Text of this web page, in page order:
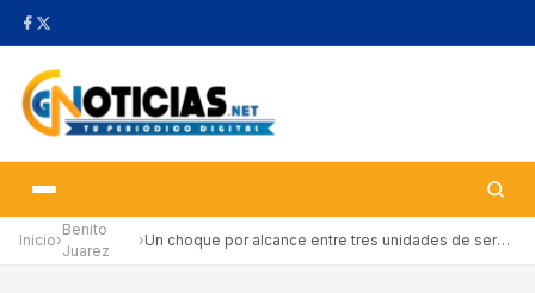
Inicio›
Benito
Juarez
› Un choque por alcance entre tres unidades de servicio público, d…